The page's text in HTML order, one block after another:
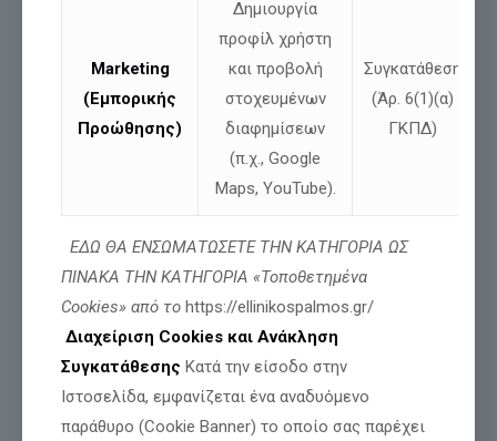
Τιμή και Δόξα για όσους θυσιάζονται για
την Πατρίδα μας
Marketing
(Εμπορικής
Προώθησης)
Δημιουργία
προφίλ χρήστη
και προβολή
στοχευμένων
διαφημίσεων
(π.χ., Google
Maps, YouTube).
Συγκατάθεση
(Άρ. 6(1)(α)
ΓΚΠΔ)
ΕΔΩ ΘΑ ΕΝΣΩΜΑΤΩΣΕΤΕ ΤΗΝ ΚΑΤΗΓΟΡΙΑ ΩΣ
ΠΙΝΑΚΑ ΤΗΝ ΚΑΤΗΓΟΡΙΑ «Τοποθετημένα
Cookies» από το https://ellinikospalmos.gr/
Διαχείριση Cookies και Ανάκληση
Συγκατάθεσης Κατά την είσοδο στην
Ιστοσελίδα, εμφανίζεται ένα αναδυόμενο
παράθυρο (Cookie Banner) το οποίο σας παρέχει